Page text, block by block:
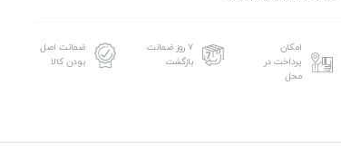
امکان
پرداخت در
محل
۷ روز ضمانت
بازگشت
ضمانت اصل
بودن کالا